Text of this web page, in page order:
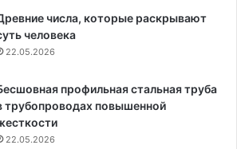
числа, которые раскрывают
человека
22.05.2026
профильная стальная труба
трубопроводах повышенной
22.05.2026